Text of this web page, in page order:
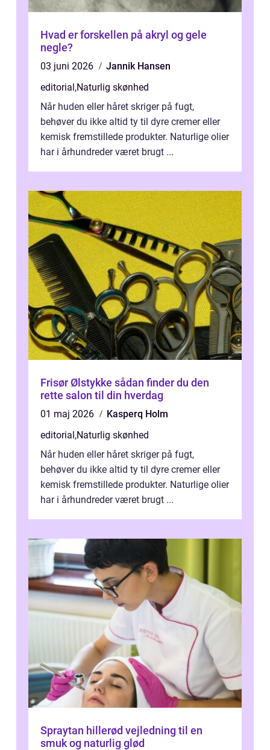
Hvad er forskellen på akryl og gele
negle?
03 juni 2026
Jannik Hansen
editorial,Naturlig skønhed
Når huden eller håret skriger på fugt,
behøver du ikke altid ty til dyre cremer eller
kemisk fremstillede produkter. Naturlige olier
har i århundreder været brugt ...
Frisør Ølstykke sådan finder du den
rette salon til din hverdag
01 maj 2026
Kasperq Holm
editorial,Naturlig skønhed
Når huden eller håret skriger på fugt,
behøver du ikke altid ty til dyre cremer eller
kemisk fremstillede produkter. Naturlige olier
har i århundreder været brugt ...
Spraytan hillerød vejledning til en
smuk og naturlig glød